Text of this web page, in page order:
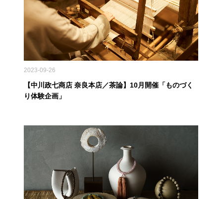
2023-09-26
【中川政七商店 奈良本店／茶論】10月開催「ものづく
り体験企画」